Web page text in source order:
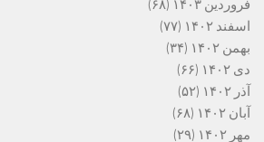
فروردین ۱۴۰۳
(۶۸)
اسفند ۱۴۰۲
(۷۷)
بهمن ۱۴۰۲
(۳۴)
دی ۱۴۰۲
(۶۶)
آذر ۱۴۰۲
(۵۲)
آبان ۱۴۰۲
(۶۸)
مهر ۱۴۰۲
(۲۹)